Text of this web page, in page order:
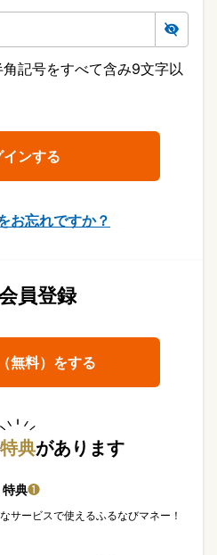
記号をすべて含み9文字以
お忘れですか？
員登録
無料）をする
特典があります
特典❶
サービスで使えるふるなびマネー！